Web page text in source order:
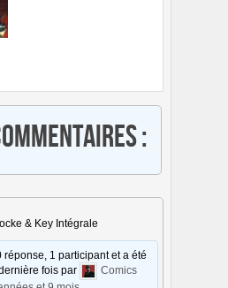
:
& Key Intégrale
réponse, 1 participant et a été
fois par
Comics